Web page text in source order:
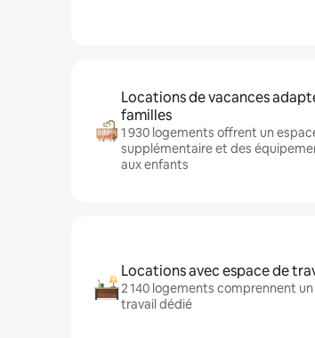
Locations de vacances
familles
1 930 logements offrent un
supplémentaire et des
aux enfants
Locations avec espace de
2 140 logements comprennent
travail dédié